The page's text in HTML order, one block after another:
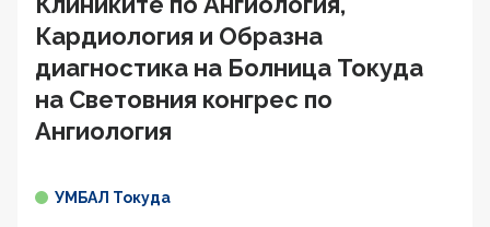
Кардиология и Образна
диагностика на Болница Токуда
на Световния конгрес по
Ангиология
УМБАЛ Токуда